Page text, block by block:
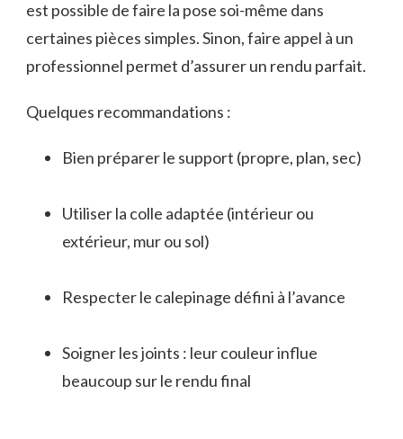
est possible de faire la pose soi-même dans
certaines pièces simples. Sinon, faire appel à un
professionnel permet d’assurer un rendu parfait.
Quelques recommandations :
Bien préparer le support (propre, plan, sec)
Utiliser la colle adaptée (intérieur ou
extérieur, mur ou sol)
Respecter le calepinage défini à l’avance
Soigner les joints : leur couleur influe
beaucoup sur le rendu final